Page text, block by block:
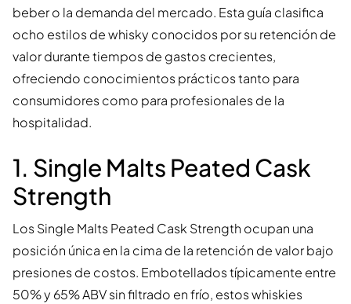
beber o la demanda del mercado. Esta guía clasifica
ocho estilos de whisky conocidos por su retención de
valor durante tiempos de gastos crecientes,
ofreciendo conocimientos prácticos tanto para
consumidores como para profesionales de la
hospitalidad.
1. Single Malts Peated Cask
Strength
Los Single Malts Peated Cask Strength ocupan una
posición única en la cima de la retención de valor bajo
presiones de costos. Embotellados típicamente entre
50% y 65% ABV sin filtrado en frío, estos whiskies